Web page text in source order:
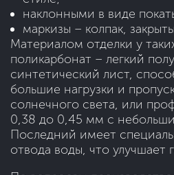
наклонными в виде
маркизы – колпак,
Материалом отделки у
поликарбонат – легкий
синтетический лист,
большие нагрузки и
солнечного света, или
0,38 до 0,45 мм с
Последний имеет
отвода воды, что улучшает